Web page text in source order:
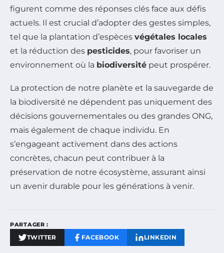
figurent comme des réponses clés face aux défis
actuels. Il est crucial d’adopter des gestes simples,
tel que la plantation d’espèces végétales locales
et la réduction des pesticides, pour favoriser un
environnement où la biodiversité peut prospérer.
La protection de notre planète et la sauvegarde de
la biodiversité ne dépendent pas uniquement des
décisions gouvernementales ou des grandes ONG,
mais également de chaque individu. En
s’engageant activement dans des actions
concrètes, chacun peut contribuer à la
préservation de notre écosystème, assurant ainsi
un avenir durable pour les générations à venir.
PARTAGER :
TWITTER FACEBOOK LINKEDIN